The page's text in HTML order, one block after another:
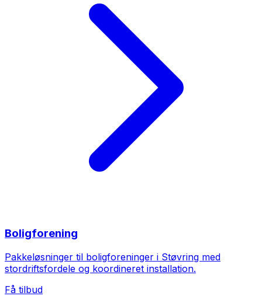
Boligforening
Pakkeløsninger til boligforeninger i Støvring med
stordriftsfordele og koordineret installation.
Få tilbud